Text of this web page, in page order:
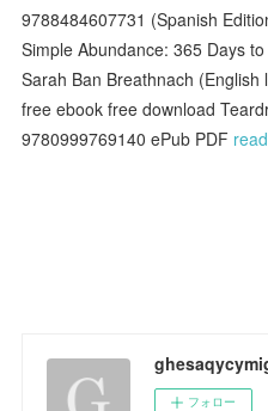
9788484607731 (Spanish
Simple Abundance: 365 Days
Sarah Ban Breathnach
free ebook free download
9780999769140 ePub PDF
フォロー